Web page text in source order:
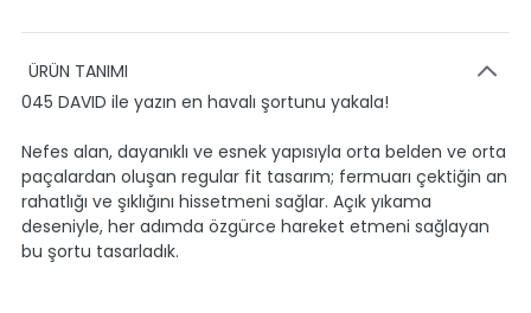
ÜRÜN TANIMI
045 DAVID ile yazın en havalı şortunu yakala!
Nefes alan, dayanıklı ve esnek yapısıyla orta belden ve orta
paçalardan oluşan regular fit tasarım; fermuarı çektiğin an
rahatlığı ve şıklığını hissetmeni sağlar. Açık yıkama
deseniyle, her adımda özgürce hareket etmeni sağlayan
bu şortu tasarladık.